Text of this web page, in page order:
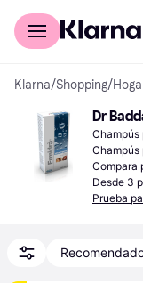
Comprar con Klarna
Klarna/Shopping/
Dr
Champús
Champús
Compara
Desde 3
Prueba